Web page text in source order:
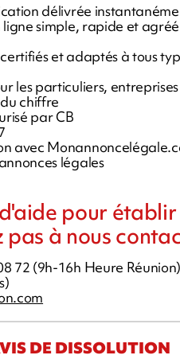
délivrée
simple, rapide et
et adaptés à tous
les particuliers,
chiffre
par CB
avec
légales
pour
pas à nous
72 (9h-16h Heure
DE DISSOLUTION